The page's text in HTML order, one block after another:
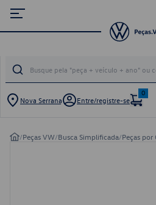
Nova Serrana Entre/registre-se
0
/Peças VW/Busca Simplificada/Peças